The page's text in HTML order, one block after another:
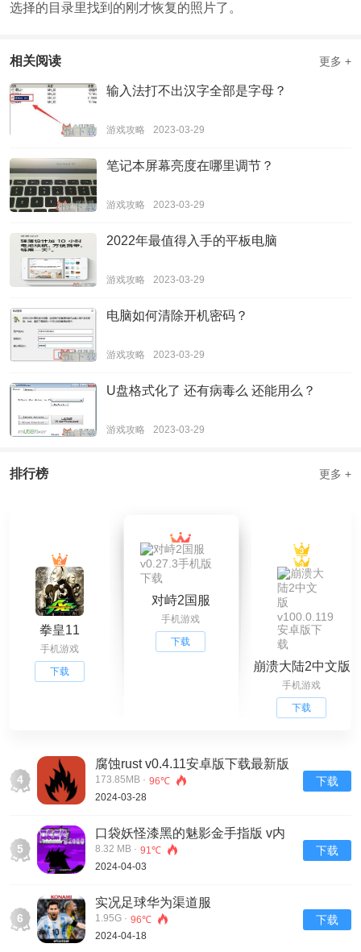
选择的目录里找到的刚才恢复的照片了。
相关阅读 更多 +
输入法打不出汉字全部是字母？
游戏攻略 2023-03-29
笔记本屏幕亮度在哪里调节？
游戏攻略 2023-03-29
2022年最值得入手的平板电脑
游戏攻略 2023-03-29
电脑如何清除开机密码？
游戏攻略 2023-03-29
U盘格式化了 还有病毒么 还能用么？
游戏攻略 2023-03-29
排行榜 更多 +
拳皇11
手机游戏
下载
对峙2国服
v0.27.3手机版下
载
手机游戏
下载
崩溃大陆2中文版
v100.0.119安卓
版下载
手机游戏
下载
4
腐蚀rust v0.4.11安卓版下载最新版
173.85MB · 96℃
2024-03-28
下载
5
口袋妖怪漆黑的魅影金手指版 v内
置修改器版手游下载
8.32 MB · 91℃
2024-04-03
下载
6
实况足球华为渠道服
1.95G · 96℃
2024-04-18
下载